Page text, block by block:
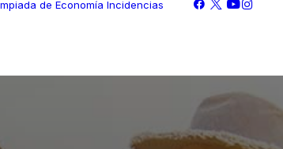
de Economía Incidencias